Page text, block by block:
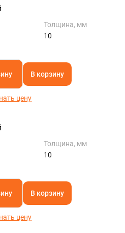
Толщина, мм
10
В корзину
цену
Толщина, мм
10
В корзину
цену